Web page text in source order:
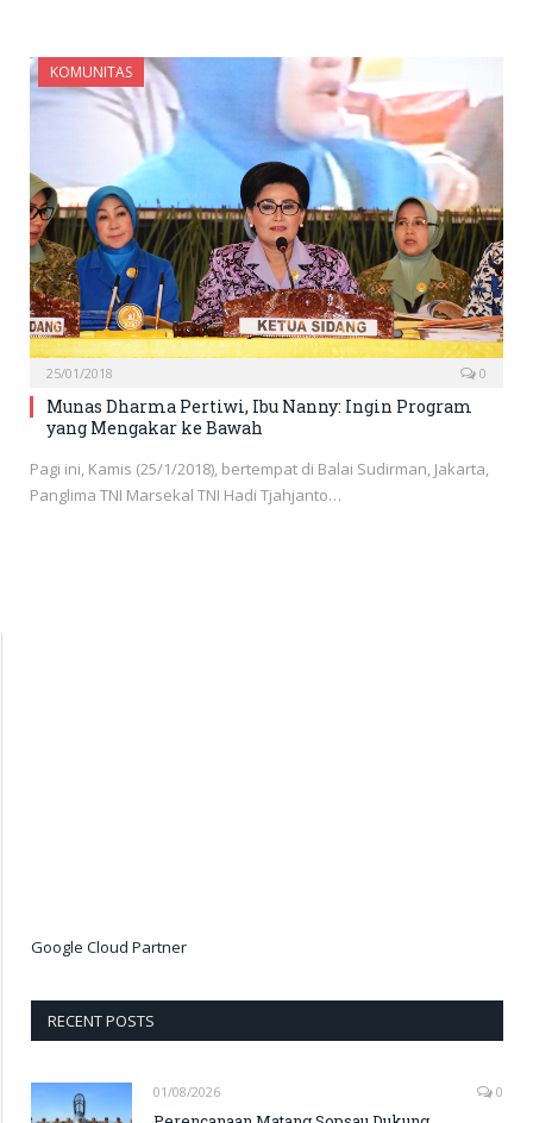
KOMUNITAS
25/01/2018 0
Munas Dharma Pertiwi, Ibu Nanny: Ingin Program
yang Mengakar ke Bawah
Pagi ini, Kamis (25/1/2018), bertempat di Balai Sudirman, Jakarta,
Panglima TNI Marsekal TNI Hadi Tjahjanto…
Google Cloud Partner
RECENT POSTS
01/08/2026 0